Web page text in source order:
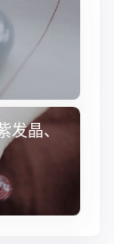
发晶、